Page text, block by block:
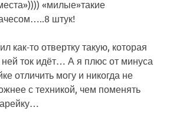
«милые»такие
штук!
как-то отвертку такую, которая
ней ток идёт… А я плюс от минуса
отличить могу и никогда не
с техникой, чем поменять